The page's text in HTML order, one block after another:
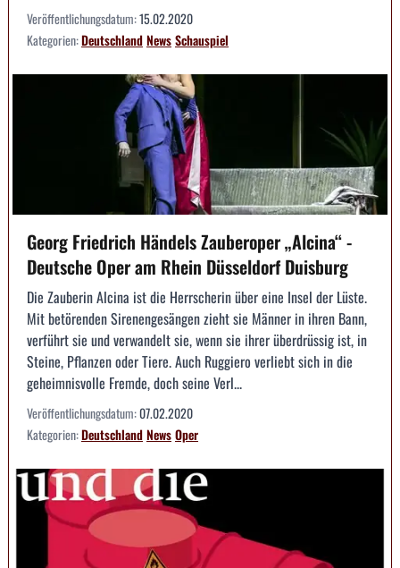
Veröffentlichungsdatum:15.02.2020
Kategorien:DeutschlandNewsSchauspiel
Georg Friedrich Händels Zauberoper „Alcina“ -
Deutsche Oper am Rhein Düsseldorf Duisburg
Die Zauberin Alcina ist die Herrscherin über eine Insel der Lüste.
Mit betörenden Sirenengesängen zieht sie Männer in ihren Bann,
verführt sie und verwandelt sie, wenn sie ihrer überdrüssig ist, in
Steine, Pflanzen oder Tiere. Auch Ruggiero verliebt sich in die
geheimnisvolle Fremde, doch seine Verl...
Veröffentlichungsdatum:07.02.2020
Kategorien:DeutschlandNewsOper